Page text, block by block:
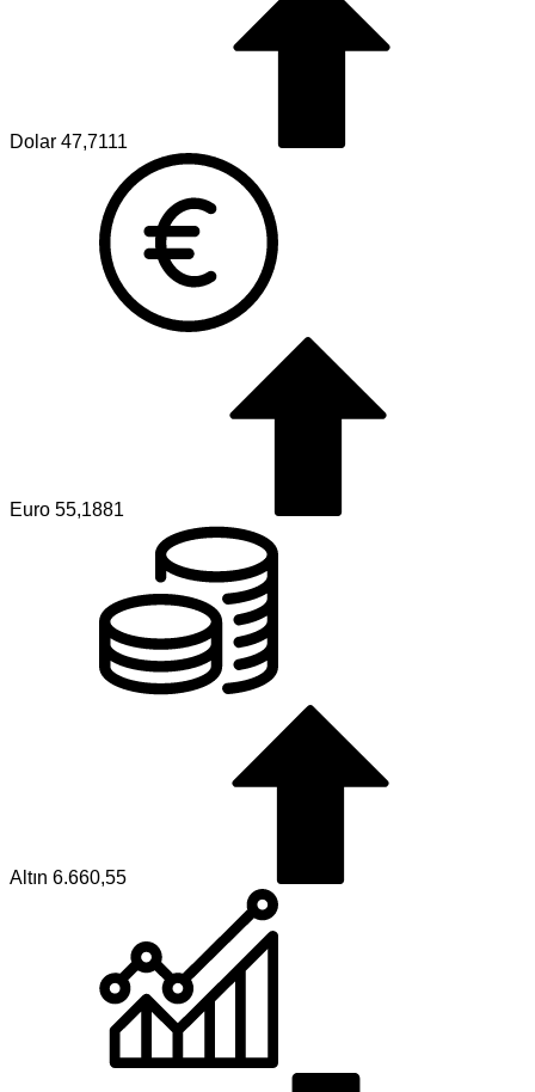
Dolar 47,7111
Euro 55,1881
Altın 6.660,55